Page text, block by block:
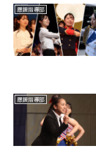
應援指導部
應援指導部